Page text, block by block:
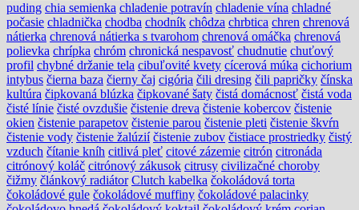
puding chia semienka chladenie potravín chladenie vína chladné
počasie chladnička chodba chodník chôdza chrbtica chren chrenová
nátierka chrenová nátierka s tvarohom chrenová omáčka chrenová
polievka chrípka chróm chronická nespavosť chudnutie chuťový
profil chybné držanie tela cibuľovité kvety cícerová múka cichorium
intybus čierna baza čierny čaj cigória čili dresing čili papričky čínska
kultúra čipkovaná blúzka čipkované šaty čistá domácnosť čistá voda
čisté línie čisté ovzdušie čistenie dreva čistenie kobercov čistenie
okien čistenie parapetov čistenie parou čistenie pleti čistenie škvŕn
čistenie vody čistenie žalúzií čistenie zubov čistiace prostriedky čistý
vzduch čítanie kníh citlivá pleť citové zázemie citrón citronáda
citrónový koláč citrónový zákusok citrusy civilizačné choroby
čižmy článkový radiátor Clutch kabelka čokoládová torta
čokoládové gule čokoládové muffiny čokoládové palacinky